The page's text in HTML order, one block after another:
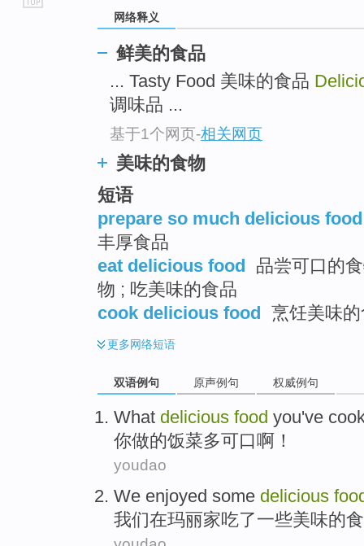
网络释义
鲜美的食品
... Tasty Food 美味的食品
调味品 ...
基于1个网页-相关网页
美味的食物
短语
prepare so much delicious food
丰厚食品
eat delicious food 品尝可口的
物 ; 吃美味的食品
cook delicious food 烹饪美味
更多网络短语
双语例句 原声例句 权威例句
What delicious food you've
你做的饭菜多可口啊！
youdao
We enjoyed some delicious
我们在玛丽家吃了一些美味的